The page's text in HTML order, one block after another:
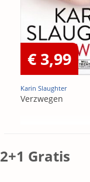
€ 3,99
Karin Slaughter
Verzwegen
2+1 Gratis